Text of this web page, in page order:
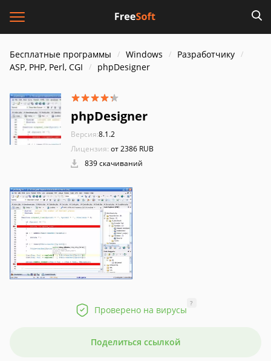
Бесплатные программы Windows
Разработчику
ASP, PHP, Perl, CGI
phpDesigner
phpDesigner
Версия:8.1.2
Лицензия: от 2386 RUB
839 скачиваний
Проверено на вирусы
?
Поделиться ссылкой